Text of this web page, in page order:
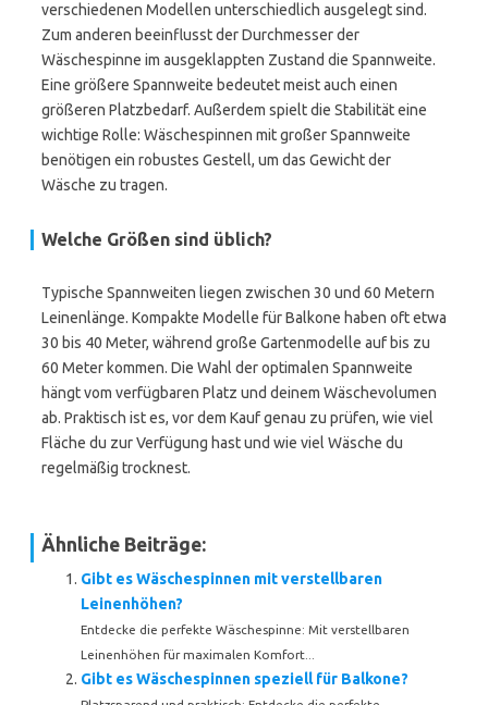
verschiedenen Modellen unterschiedlich ausgelegt sind.
Zum anderen beeinflusst der Durchmesser der
Wäschespinne im ausgeklappten Zustand die Spannweite.
Eine größere Spannweite bedeutet meist auch einen
größeren Platzbedarf. Außerdem spielt die Stabilität eine
wichtige Rolle: Wäschespinnen mit großer Spannweite
benötigen ein robustes Gestell, um das Gewicht der
Wäsche zu tragen.
Welche Größen sind üblich?
Typische Spannweiten liegen zwischen 30 und 60 Metern
Leinenlänge. Kompakte Modelle für Balkone haben oft etwa
30 bis 40 Meter, während große Gartenmodelle auf bis zu
60 Meter kommen. Die Wahl der optimalen Spannweite
hängt vom verfügbaren Platz und deinem Wäschevolumen
ab. Praktisch ist es, vor dem Kauf genau zu prüfen, wie viel
Fläche du zur Verfügung hast und wie viel Wäsche du
regelmäßig trocknest.
Ähnliche Beiträge:
Gibt es Wäschespinnen mit verstellbaren
Leinenhöhen?
Entdecke die perfekte Wäschespinne: Mit verstellbaren
Leinenhöhen für maximalen Komfort...
Gibt es Wäschespinnen speziell für Balkone?